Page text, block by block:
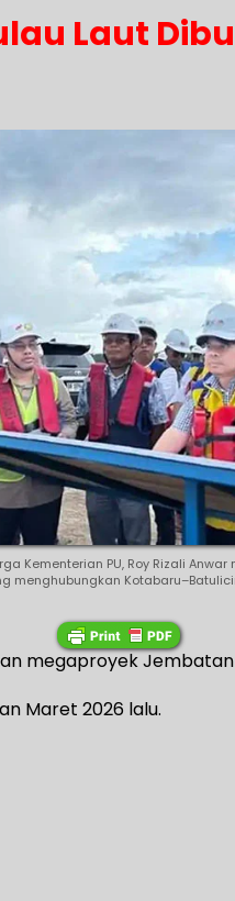
Laut
Kementerian PU, Roy Rizali
menghubungkan
megaproyek
Maret 2026 lalu.